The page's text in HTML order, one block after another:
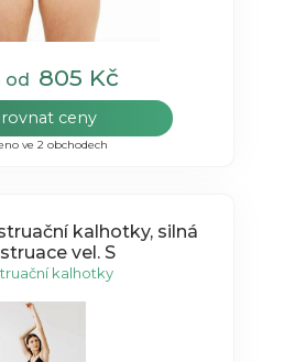
od 805 Kč
ceny
ve 2 obchodech
kalhotky, silná
vel. S
kalhotky